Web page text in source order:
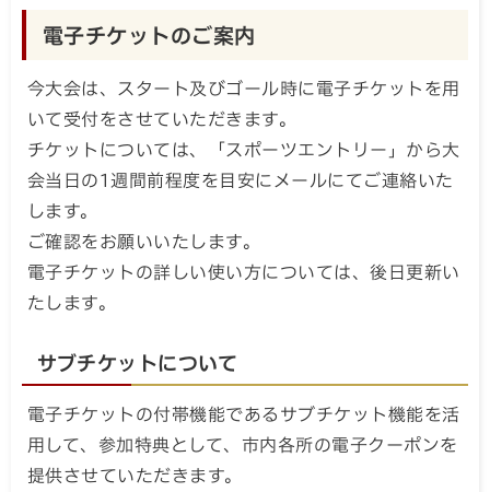
電子チケットのご案内
今大会は、スタート及びゴール時に電子チケットを用
いて受付をさせていただきます。
チケットについては、「スポーツエントリー」から大
会当日の1週間前程度を目安にメールにてご連絡いた
します。
ご確認をお願いいたします。
電子チケットの詳しい使い方については、後日更新い
たします。
サブチケットについて
電子チケットの付帯機能であるサブチケット機能を活
用して、参加特典として、市内各所の電子クーポンを
提供させていただきます。